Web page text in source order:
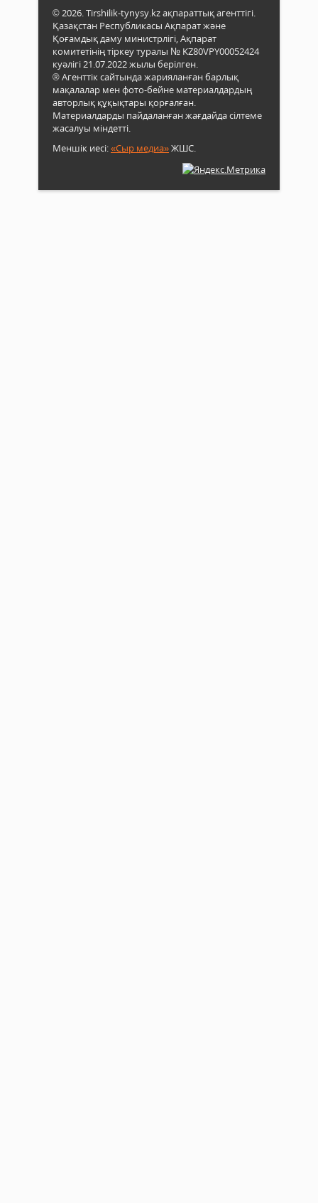
© 2026. Tirshilik-tynysy.kz ақпараттық агенттігі.
Қазақстан Республикасы Ақпарат және
Қоғамдық даму министрлігі, Ақпарат
комитетінің тіркеу туралы № KZ80VPY00052424
куәлігі 21.07.2022 жылы берілген.
® Агенттік сайтында жарияланған барлық
мақалалар мен фото-бейне материалдардың
авторлық құқықтары қорғалған.
Материалдарды пайдаланған жағдайда сілтеме
жасалуы міндетті.
Меншік иесі:«Сыр медиа»ЖШС.